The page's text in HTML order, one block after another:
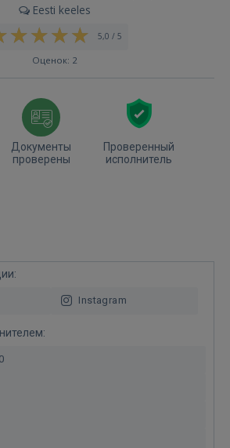
Eesti keeles
5,0 / 5
Оценок: 2
Документы
проверены
Проверенный
исполнитель
Instagram